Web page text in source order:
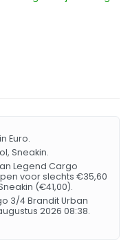
Euro.
Sneakin.
Legend Cargo
voor slechts €35,60
(€41,00).
3/4 Brandit Urban
2026 08:38.